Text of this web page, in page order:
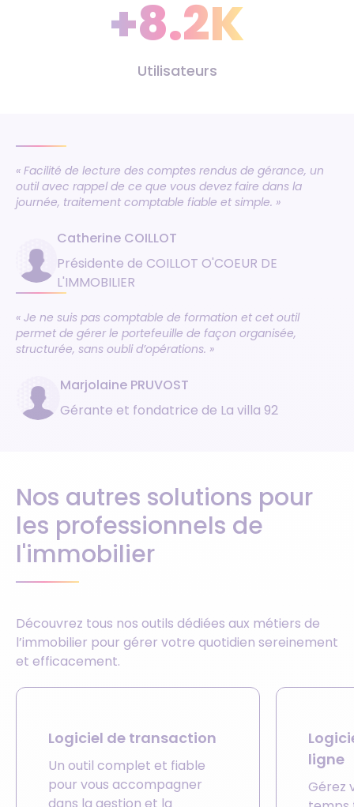
+8.2K
Utilisateurs
« Facilité de lecture des comptes rendus de gérance, un
outil avec rappel de ce que vous devez faire dans la
journée, traitement comptable fiable et simple. »
Catherine COILLOT
Présidente de COILLOT O'COEUR DE
L'IMMOBILIER
« Je ne suis pas comptable de formation et cet outil
permet de gérer le portefeuille de façon organisée,
structurée, sans oubli d’opérations. »
Marjolaine PRUVOST
Gérante et fondatrice de La villa 92
Nos autres solutions pour
les professionnels de
l'immobilier
Découvrez tous nos outils dédiées aux métiers de
l’immobilier pour gérer votre quotidien sereinement
et efficacement.
Logiciel de transaction
Un outil complet et fiable
pour vous accompagner
ligne
Gérez